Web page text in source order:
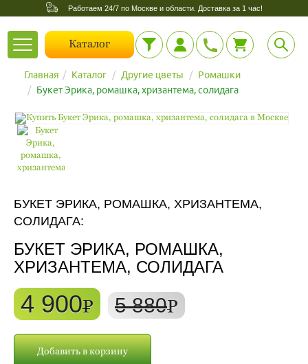
Работаем 24/7 по Москве и области. Доставка за 1 час!
Toggle
navigation
Каталог
Главная Каталог Другие цветы
Ромашки
Букет Эрика, ромашка, хризантема, солидага
БУКЕТ ЭРИКА, РОМАШКА, ХРИЗАНТЕМА,
СОЛИДАГА:
БУКЕТ ЭРИКА, РОМАШКА,
ХРИЗАНТЕМА, СОЛИДАГА
4 900P 5 880P
Добавить в корзину